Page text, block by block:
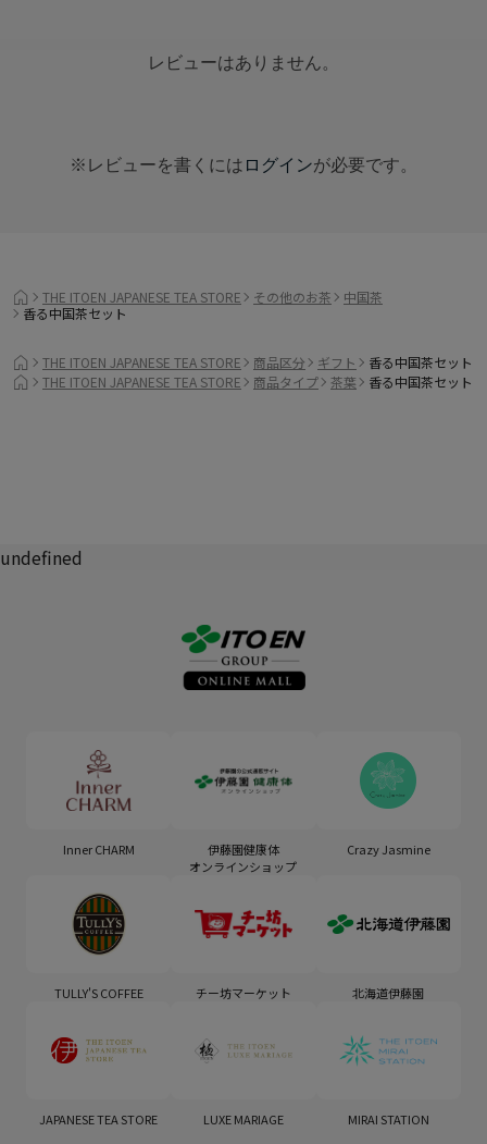
レビューはありません。
※レビューを書くには ログインが必要です。
THE ITOEN JAPANESE TEA STORE その他のお茶
中国茶
香る中国茶セット
THE ITOEN JAPANESE TEA STORE 商品区分 ギフト
香る中国茶セット
THE ITOEN JAPANESE TEA STORE
商品タイプ 茶葉 香る中国茶セット
undefined
Inner CHARM
伊藤園健康体
オンラインショップ
Crazy Jasmine
TULLY'S COFFEE チー坊マーケット 北海道伊藤園
JAPANESE TEA STORE LUXE MARIAGE MIRAI STATION